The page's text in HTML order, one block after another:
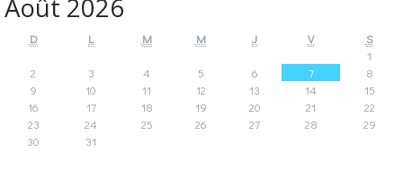
Août 2026
D L M M J V
S
1
2
3 4 5 6 7
8
9
10 11 12 13 14
15
16
17 18 19 20 21
22
23
24 25 26 27 28
29
30
31